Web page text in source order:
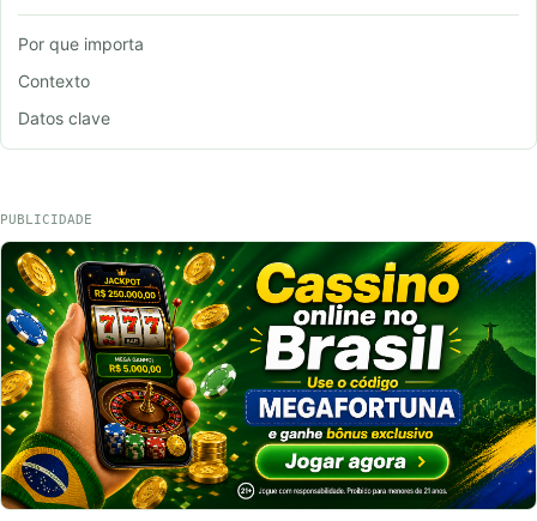
Por que importa
Contexto
Datos clave
PUBLICIDADE